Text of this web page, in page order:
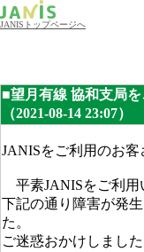
JANISトップページへ
■望月有線 協和支局
（2021-08-14 23:07）
JANISをご利用のお客
平素JANISをご利用
下記の通り障害が発
た。
ご迷惑おかけしまし